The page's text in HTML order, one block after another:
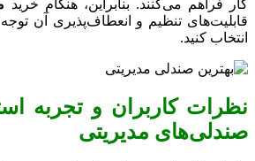
کار فراهم می‌کنند. بنابراین، هنگام خرید
قابلیت‌های تنظیم و انعطاف‌پذیری آن توجه
انتخاب کنید.
نظرات کاربران و تجربه
صندلی‌های مدیریتی